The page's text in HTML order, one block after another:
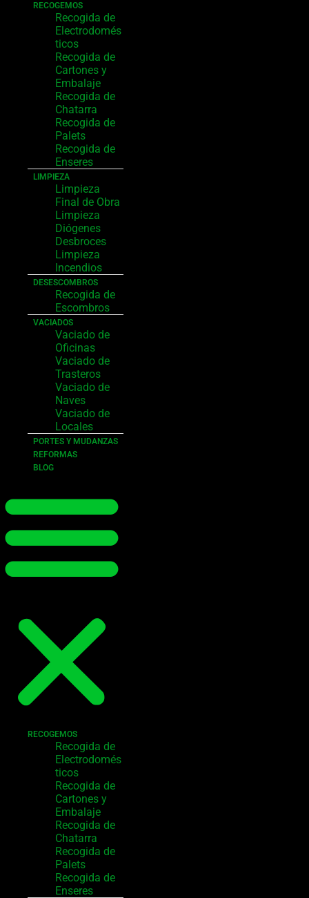
RECOGEMOS
Recogida de
Electrodomés
ticos
Recogida de
Cartones y
Embalaje
Recogida de
Chatarra
Recogida de
Palets
Recogida de
Enseres
LIMPIEZA
Limpieza
Final de Obra
Limpieza
Diógenes
Desbroces
Limpieza
Incendios
DESESCOMBROS
Recogida de
Escombros
VACIADOS
Vaciado de
Oficinas
Vaciado de
Trasteros
Vaciado de
Naves
Vaciado de
Locales
PORTES Y MUDANZAS
REFORMAS
BLOG
RECOGEMOS
Recogida de
Electrodomés
ticos
Recogida de
Cartones y
Embalaje
Recogida de
Chatarra
Recogida de
Palets
Recogida de
Enseres